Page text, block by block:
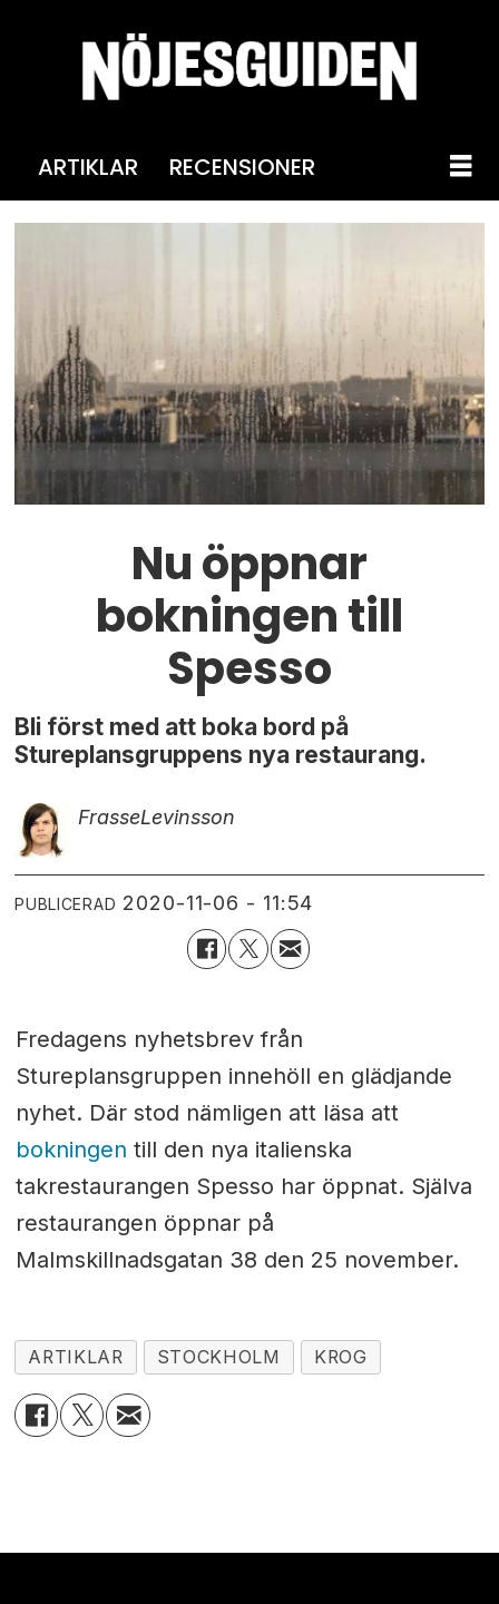
ARTIKLAR RECENSIONER
Nu öppnar
bokningen till
Spesso
Bli först med att boka bord på
Stureplansgruppens nya restaurang.
FrasseLevinsson
PUBLICERAD 2020-11-06 - 11:54
Fredagens nyhetsbrev från
Stureplansgruppen innehöll en glädjande
nyhet. Där stod nämligen att läsa att
bokningen till den nya italienska
takrestaurangen Spesso har öppnat. Själva
restaurangen öppnar på
Malmskillnadsgatan 38 den 25 november.
ARTIKLAR STOCKHOLM KROG